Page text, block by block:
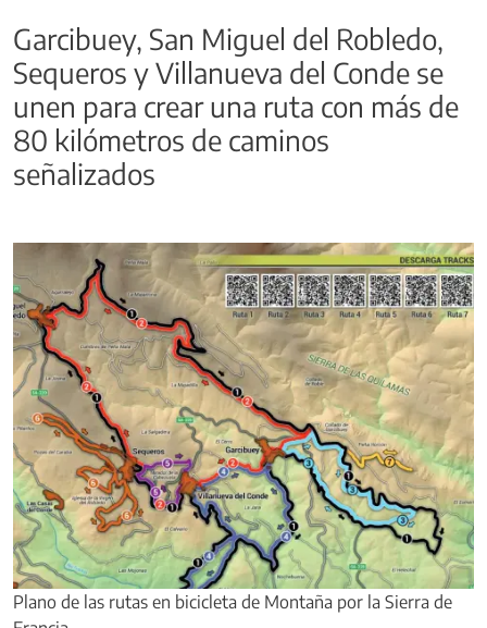
Garcibuey, San Miguel del Robledo,
Sequeros y Villanueva del Conde se
unen para crear una ruta con más de
80 kilómetros de caminos
señalizados
Plano de las rutas en bicicleta de Montaña por la Sierra de